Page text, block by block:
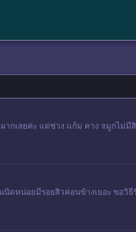
กเลยค่ะ แต่ช่วง แก้ม คาง จมูกไม่มี
หน่อยมีรอยสิวค่อนข้างเยอะ ขอวิธี